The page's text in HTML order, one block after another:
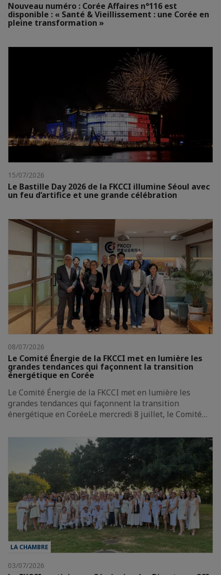
Nouveau numéro : Corée Affaires n°116 est
disponible : « Santé & Vieillissement : une Corée en
pleine transformation »
15/07/2026
Le Bastille Day 2026 de la FKCCI illumine Séoul avec
un feu d’artifice et une grande célébration
08/07/2026
Le Comité Énergie de la FKCCI met en lumière les
grandes tendances qui façonnent la transition
énergétique en Corée
Le Comité Énergie de la FKCCI met en lumière les
grandes tendances qui façonnent la transition
énergétique en CoréeLe mercredi 8 juillet, le Comité…
LA CHAMBRE
03/07/2026